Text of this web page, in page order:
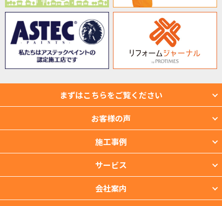
まずはこちらをご覧ください
お客様の声
施工事例
サービス
会社案内